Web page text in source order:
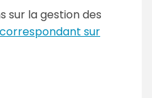
sur la gestion des
sur